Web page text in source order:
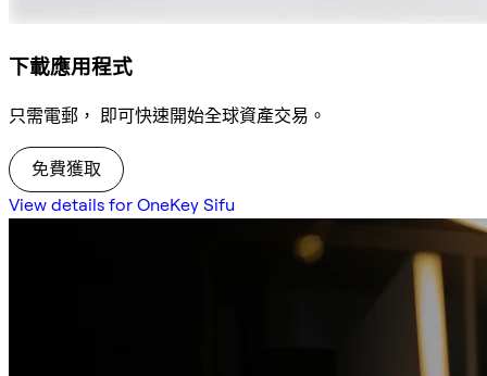
下載應用程式
只需電郵， 即可快速開始全球資產交易。
免費獲取
View details for OneKey Sifu